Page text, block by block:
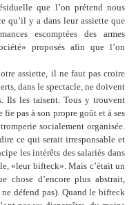
que l’on prétend nous
qu’il y a dans leur assiette que
escomptées des armes
proposés afin que l’on
assiette, il ne faut pas croire
dans le spectacle, ne doivent
Ils les taisent. Tous y trouvent
pas à son propre goût et à ses
socialement organisée.
ce qui serait irresponsable et
les intérêts des salariés dans
«leur bifteck». Mais c’était un
chose d’encore plus abstrait,
défend pas). Quand le bifteck